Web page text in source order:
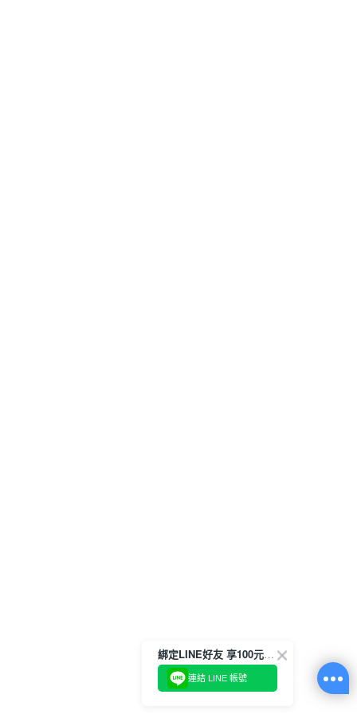
綁定LINE好友 享100元折價券
連結 LINE 帳號